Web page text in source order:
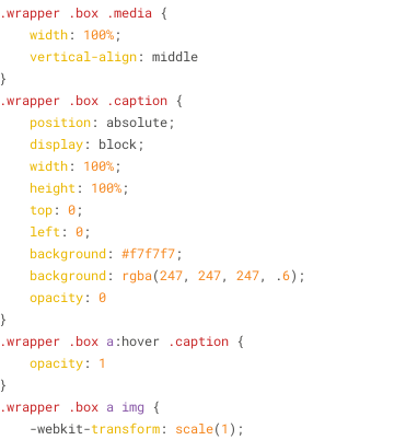
.wrapper
.box .media {
width: 100%;
vertical-align: middle
}
.wrapper
.box .caption {
position: absolute;
display: block;
width: 100%;
height : 100%;
top: 0;
left : 0;
background: #f7f7f7;
background: rgba(247, 247, 247, .6);
opacity: 0
}
.wrapper
.box a :hover .caption {
opacity: 1
}
.wrapper
.box a img {
    -webkit-
transform: scale(1 );